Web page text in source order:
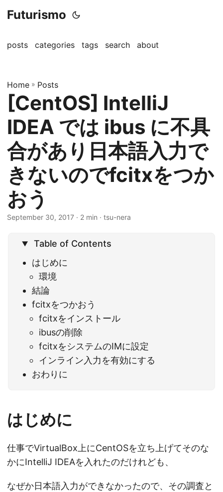
Futurismo
posts categories tags search about
Home » Posts
[CentOS] IntelliJ
IDEA では ibus に不具
合があり日本語入力で
きないのでfcitxをつか
おう
September 30, 2017 · 2 min · tsu-nera
Table of Contents
はじめに
環境
結論
fcitxをつかおう
fcitxをインストール
ibusの削除
fcitxをシステムのIMに設定
インライン入力を有効にする
おわりに
はじめに
仕事でVirtualBox上にCentOSを立ち上げてそのな
かにIntelliJ IDEAを入れたのだけれども、
なぜか日本語入力ができなかったので、その調査と